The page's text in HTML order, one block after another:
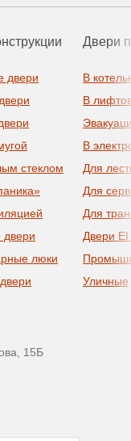
двери
стеклом
двери
люки
Двери
В
В
В
Для
Для
Для
Двери
Уличные
15Б